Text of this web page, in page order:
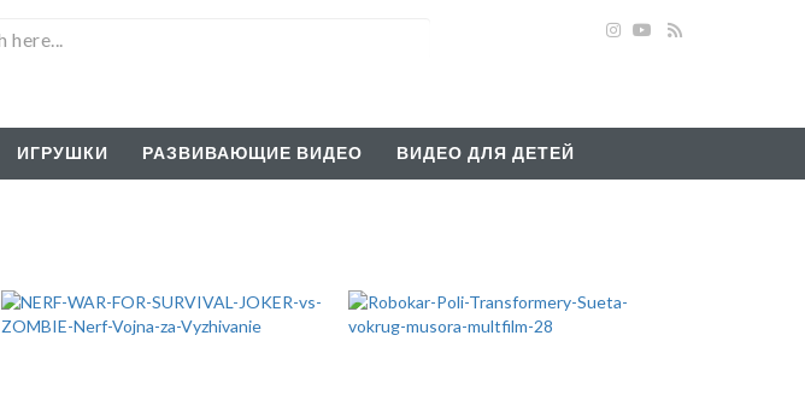
ИГРУШКИ РАЗВИВАЮЩИЕ ВИДЕО ВИДЕО ДЛЯ ДЕТЕЙ